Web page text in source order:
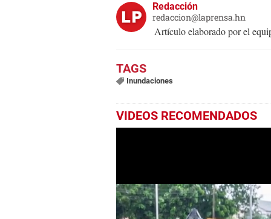
Redacción
redaccion@laprensa.hn
Artículo elaborado por el
Inundaciones
VIDEOS RECOMENDADOS